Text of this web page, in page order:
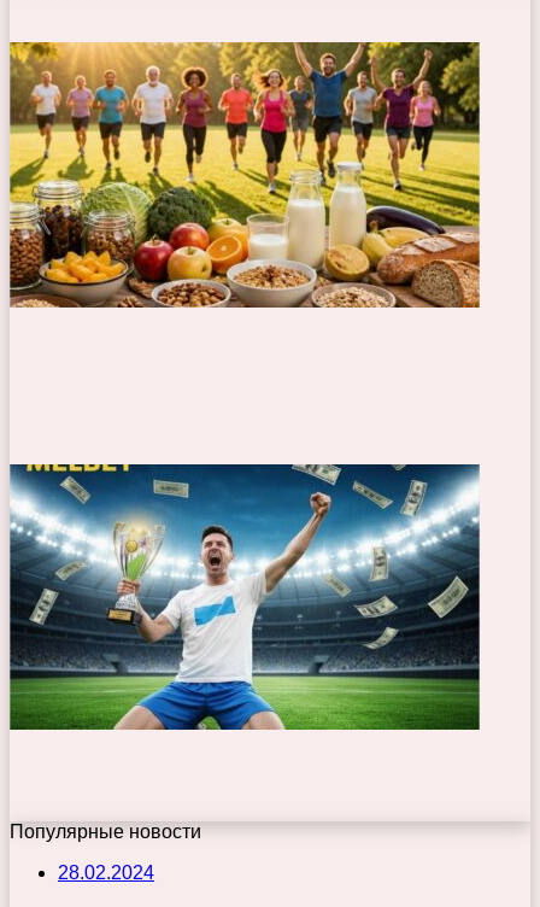
Популярные новости
28.02.2024